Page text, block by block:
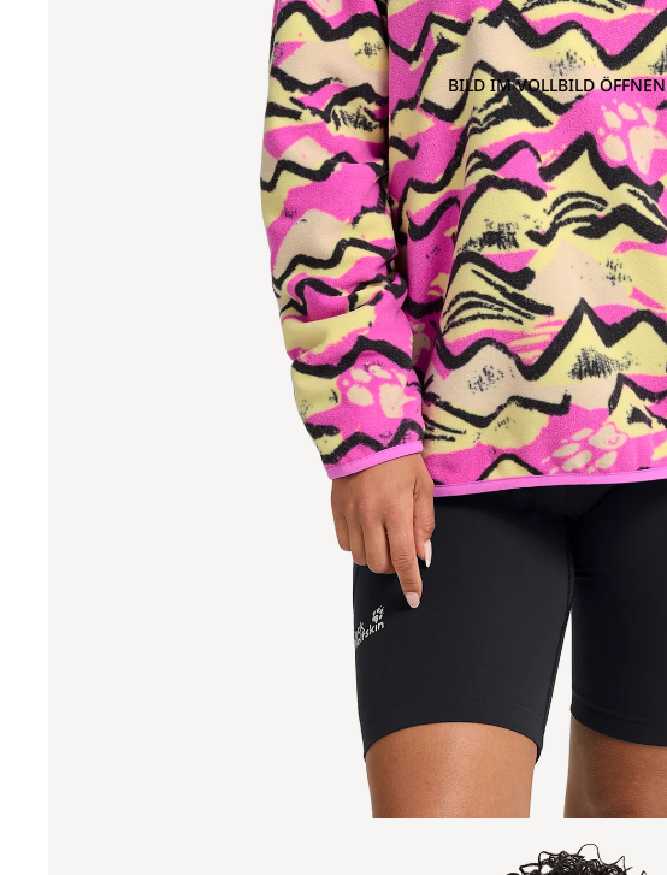
BILD IM VOLLBILD ÖFFNEN